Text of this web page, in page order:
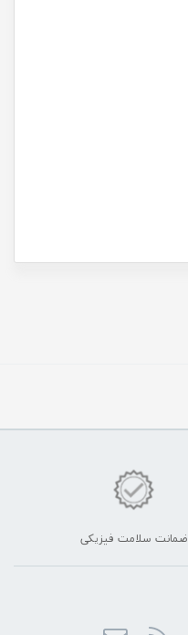
ضمانت سلامت فیزیکی